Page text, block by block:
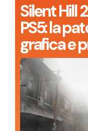
Silent Hill
PS5: la
grafica e